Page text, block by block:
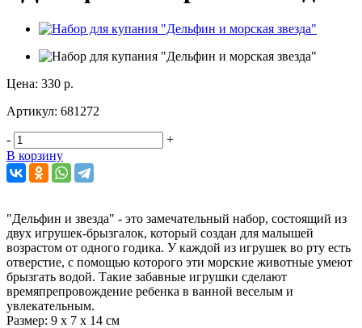
Цена: 330 р.
Артикул: 681272
-
+
В корзину
"Дельфин и звезда" - это замечательный набор, состоящий из
двух игрушек-брызгалок, который создан для малышей
возрастом от одного годика. У каждой из игрушек во рту есть
отверстие, с помощью которого эти морские животные умеют
брызгать водой. Такие забавные игрушки сделают
времяпрепровождение ребенка в ванной веселым и
увлекательным.
Размер: 9 х 7 х 14 см